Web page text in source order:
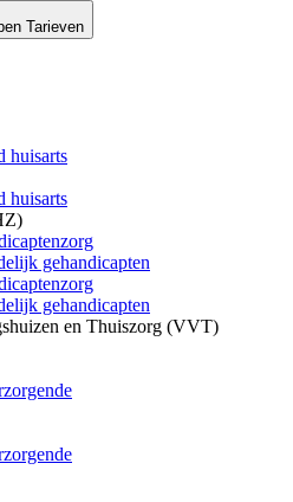
Tarieven
huisarts
huisarts
gehandicapten
gehandicapten
en Thuiszorg (VVT)